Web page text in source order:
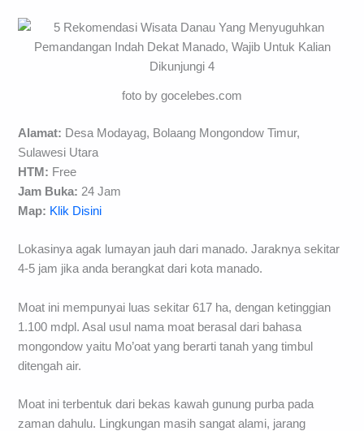
foto by gocelebes.com
Alamat: Desa Modayag, Bolaang Mongondow Timur,
Sulawesi Utara
HTM: Free
Jam Buka: 24 Jam
Map: Klik Disini
Lokasinya agak lumayan jauh dari manado. Jaraknya sekitar
4-5 jam jika anda berangkat dari kota manado.
Moat ini mempunyai luas sekitar 617 ha, dengan ketinggian
1.100 mdpl. Asal usul nama moat berasal dari bahasa
mongondow yaitu Mo’oat yang berarti tanah yang timbul
ditengah air.
Moat ini terbentuk dari bekas kawah gunung purba pada
zaman dahulu. Lingkungan masih sangat alami, jarang